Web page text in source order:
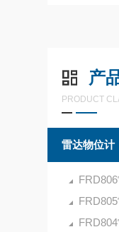
产
PRODUCT
雷达物位计